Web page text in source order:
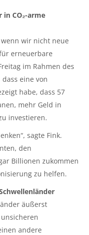
CO₂-arme
wir nicht neue
erneuerbare
im Rahmen des
eine von
habe, dass 57
mehr Geld in
investieren.
sagte Fink.
den
Billionen zukommen
zu helfen.
äußerst
andere